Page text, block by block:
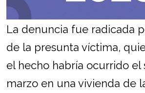
La denuncia fue radicada
de la presunta víctima,
el hecho habría ocurrido el
marzo en una vivienda de